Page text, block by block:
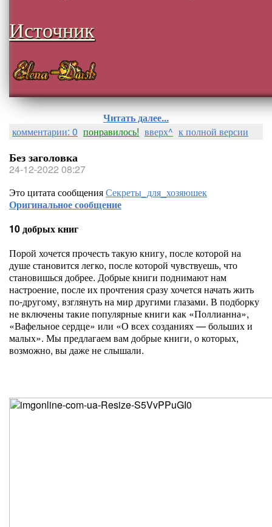
Источник
Читать далее...
комментарии: 0 понравилось! вверх^ к полной версии
Без заголовка
24-12-2022 08:27
Это цитата сообщенияСекреты_для_хозяюшек
Оригинальное сообщение
10 добрых книг
Порой хочется прочесть такую книгу, после которой на
душе становится легко, после которой чувствуешь, что
становишься добрее. Добрые книги поднимают нам
настроение, после их прочтения сразу хочется начать жить
по-другому, взглянуть на мир другими глазами. В подборку
не включены такие популярные книги как «Поллианна»,
«Вафельное сердце» или «О всех созданиях — больших и
малых». Мы предлагаем вам добрые книги, о которых,
возможно, вы даже не слышали.